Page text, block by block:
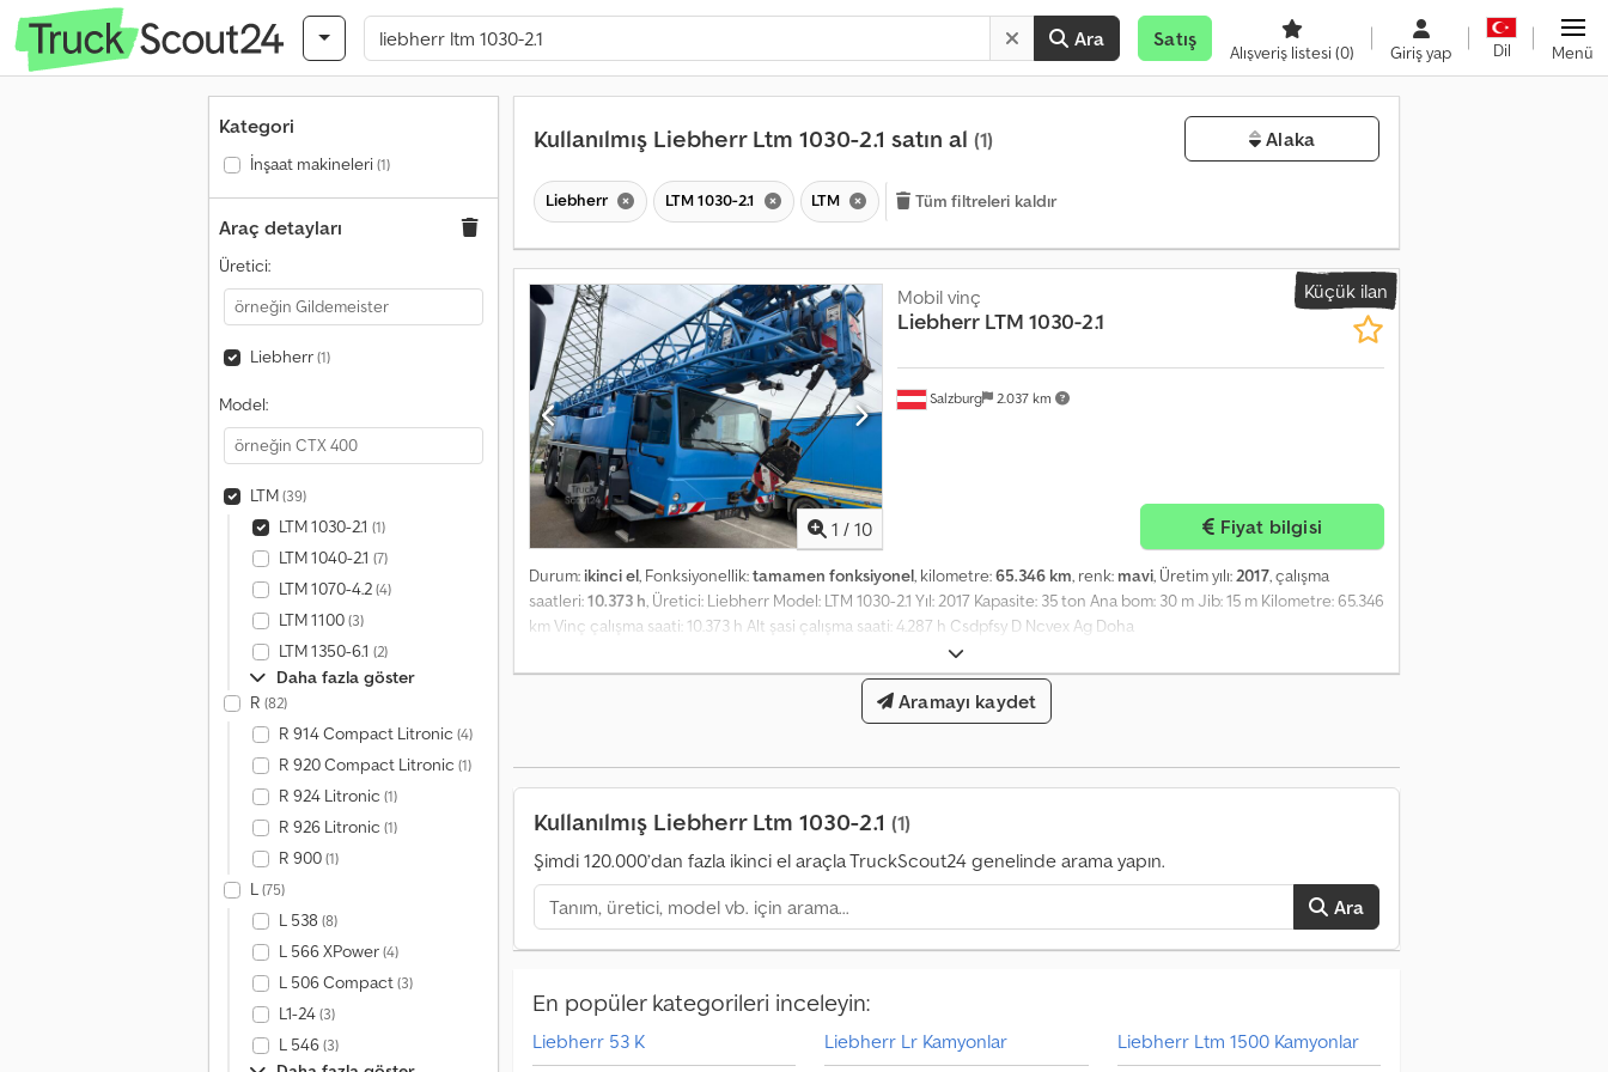
Ara Satış
Alışveriş listesi (0) Giriş yap Dil Menü
Kategori
İnşaat makineleri(1)
Araç detayları
Üretici:
Liebherr(1)
Model:
LTM(39)
LTM 1030-2.1 (1)
LTM 1040-2.1 (7)
LTM 1070-4.2(4)
LTM 1100(3)
LTM 1350-6.1 (2)
Daha fazla göster
R (82)
R 914 Compact Litronic (4)
R 920 Compact Litronic (1)
R 924 Litronic (1)
R 926 Litronic (1)
R 900(1)
L(75)
L 538 (8)
L 566 XPower(4)
L 506 Compact(3)
L1-24(3)
L 546(3)
Kullanılmış Liebherr Ltm 1030-2.1 satın al (1) Alaka
Liebherr LTM 1030-2.1 LTM Tüm filtreleri kaldır
Küçük ilan
1 / 10
Salzburg 2.037 km
Mobil vinç
Liebherr LTM 1030-2.1
Fiyat bilgisi
Durum: ikinci el, Fonksiyonellik:tamamen fonksiyonel, kilometre:65.346 km, renk: mavi, Üretim yılı:2017, çalışma
saatleri:10.373 h, Üretici: Liebherr Model: LTM 1030-2.1 Yıl: 2017 Kapasite: 35 ton Ana bom: 30 m Jib: 15 m Kilometre: 65.346
km Vinç çalışma saati: 10.373 h Alt şasi çalışma saati: 4.287 h Csdpfsy D Ncvex Ag Doha
Aramayı kaydet
Kullanılmış Liebherr Ltm 1030-2.1 (1)
Şimdi 120.000’dan fazla ikinci el araçla TruckScout24 genelinde arama yapın.
Ara
En popüler kategorileri inceleyin:
Liebherr 53 K Liebherr Lr Kamyonlar Liebherr Ltm 1500 Kamyonlar
4
0
.
0
0
0
e
a
z
a
s
ı
n